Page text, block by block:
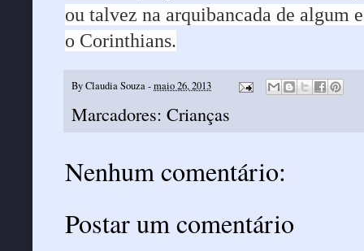
ou talvez na arquibancada de algum
o Corinthians.
ByClaudia Souza-maio 26, 2013
Marcadores: Crianças
Nenhum comentário:
Postar um comentário